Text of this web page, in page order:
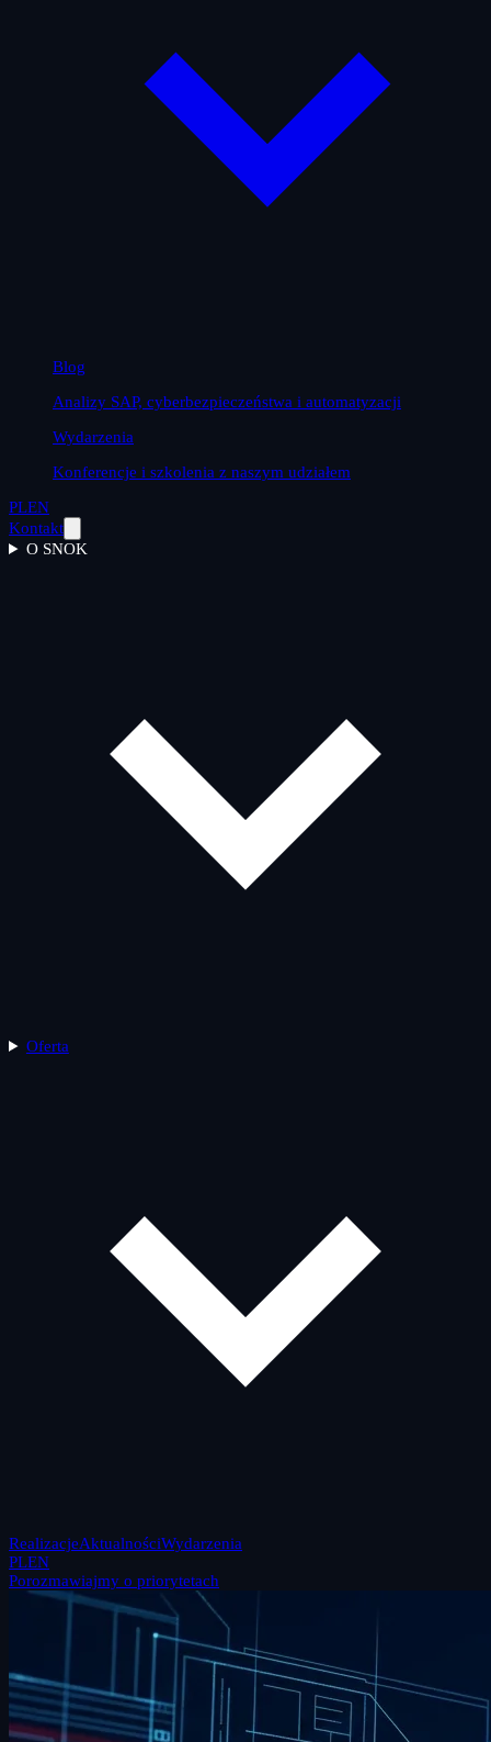
Blog
Analizy SAP, cyberbezpieczeństwa i automatyzacji
Wydarzenia
Konferencje i szkolenia z naszym udziałem
PLEN
Kontakt
O SNOK
Oferta
RealizacjeAktualnościWydarzenia
PLEN
Porozmawiajmy o priorytetach